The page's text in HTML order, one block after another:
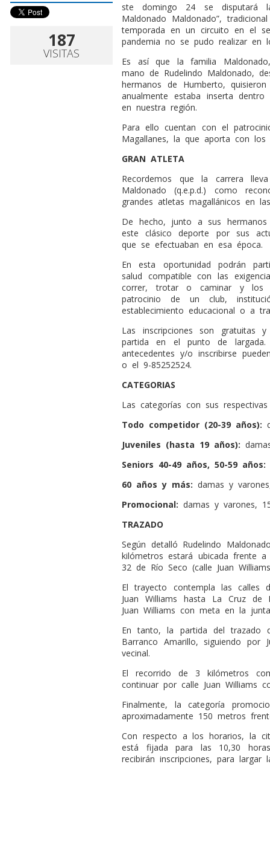
187
VISITAS
ste domingo 24 se disputará
Maldonado Maldonado”,
temporada en un circuito en el
pandemia no se pudo realizar en
Es así que la familia
mano de Rudelindo Maldonado,
hermanos de Humberto,
anualmente estaba inserta
en nuestra región.
Para ello cuentan con el
Magallanes, la que aporta con
GRAN ATLETA
Recordemos que la carrera
Maldonado (q.e.p.d.) como
grandes atletas magallánicos en
De hecho, junto a sus
este clásico deporte por sus
que se efectuaban en esa época.
En esta oportunidad podrán
salud compatible con las
correr, trotar o caminar y los
patrocinio de un club,
establecimiento educacional o a
Las inscripciones son gratuitas
partida en el punto de largada.
antecedentes y/o inscribirse
o el 9-85252524.
CATEGORIAS
Las categorías con sus
Todo competidor (20-39 años):
Juveniles (hasta 19 años):
Seniors 40-49 años, 50-59 años:
60 años y más: damas y
Promocional: damas y varones,
TRAZADO
Según detalló Rudelindo
kilómetros estará ubicada frente
32 de Río Seco (calle Juan
El trayecto contempla las calles
Juan Williams hasta La Cruz de
Juan Williams con meta en la
En tanto, la partida del trazado
Barranco Amarillo, siguiendo
vecinal.
El recorrido de 3 kilómetros
continuar por calle Juan Williams
Finalmente, la categoría
aproximadamente 150 metros
Con respecto a los horarios, la
está fijada para las 10,30
recibirán inscripciones, para